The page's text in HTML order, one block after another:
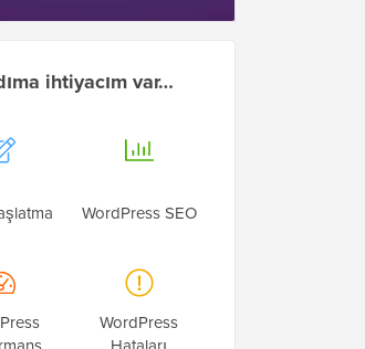
ihtiyacım var…
WordPress SEO
WordPress